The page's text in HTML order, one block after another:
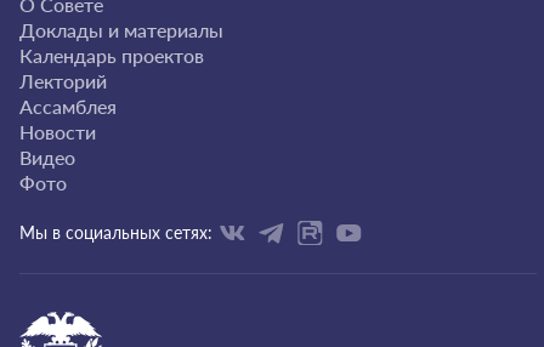
Доклады и материалы
Календарь проектов
Лекторий
Ассамблея
Новости
Видео
Фото
Мы в социальных сетях: